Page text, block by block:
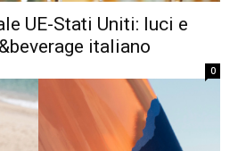
UE-Stati Uniti: luci e
italiano
0